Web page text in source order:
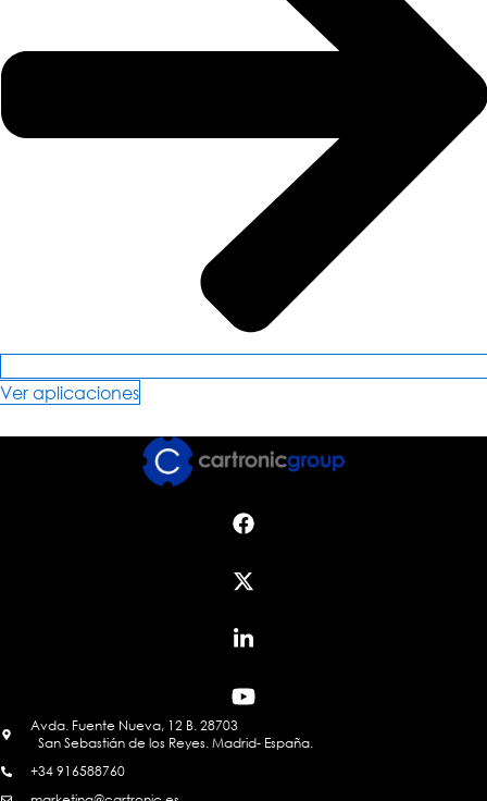
Ver aplicaciones
Avda. Fuente Nueva, 12 B. 28703
San Sebastián de los Reyes. Madrid- España.
+34 916588760